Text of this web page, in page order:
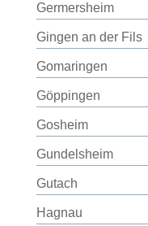
Germersheim
Gingen an der Fils
Gomaringen
Göppingen
Gosheim
Gundelsheim
Gutach
Hagnau